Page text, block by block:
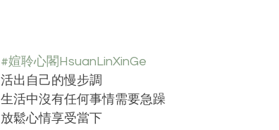
#媗聆心閣HsuanLinXinGe
活出自己的慢步調
生活中沒有任何事情需要急躁
放鬆心情享受當下